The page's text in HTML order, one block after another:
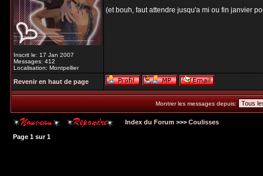
Inscrit le: 17 Jan 2007
Messages: 412
Localisation: Montpellier
(et bouh, faut attendre jusqu'a mi ou fin janvier
Revenir en haut de page
Montrer les messages depuis:
Index du Forum >>> Coulisses
Page 1 sur1